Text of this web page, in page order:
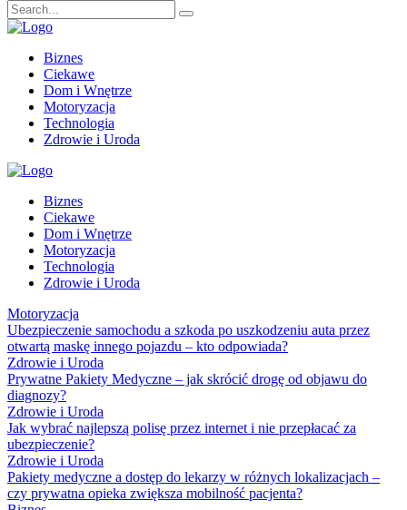
Biznes
Ciekawe
Dom i Wnętrze
Motoryzacja
Technologia
Zdrowie i Uroda
Biznes
Ciekawe
Dom i Wnętrze
Motoryzacja
Technologia
Zdrowie i Uroda
Motoryzacja
Ubezpieczenie samochodu a szkoda po uszkodzeniu auta przez
otwartą maskę innego pojazdu – kto odpowiada?
Zdrowie i Uroda
Prywatne Pakiety Medyczne – jak skrócić drogę od objawu do
diagnozy?
Zdrowie i Uroda
Jak wybrać najlepszą polisę przez internet i nie przepłacać za
ubezpieczenie?
Zdrowie i Uroda
Pakiety medyczne a dostęp do lekarzy w różnych lokalizacjach –
czy prywatna opieka zwiększa mobilność pacjenta?